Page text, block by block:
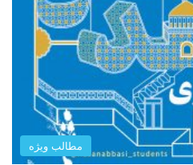
مطالب ویژه